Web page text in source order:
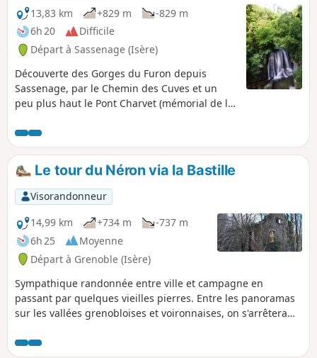
13,83 km
+829 m
-829 m
6h 20
Difficile
Départ à Sassenage (Isère)
Découverte des Gorges du Furon depuis
Sassenage, par le Chemin des Cuves et un
peu plus haut le Pont Charvet (mémorial de la
sentiers très pentus pendant 2 heures et sur
800 mètres de dénivelé. Ensuite, aucune
difficulté sur le trajet passant par Engins et
retour à Sassenage.
Le tour du Néron via la Bastille
Visorandonneur
14,99 km
+734 m
-737 m
6h 25
Moyenne
Départ à Grenoble (Isère)
Sympathique randonnée entre ville et campagne en
passant par quelques vieilles pierres. Entre les panoramas
sur les vallées grenobloises et voironnaises, on s'arrêtera
l'Ecoutoux en allant vers les batteries.